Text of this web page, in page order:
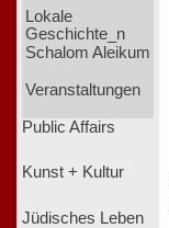
Lokale
Geschichte_n
Schalom Aleikum
Veranstaltungen
Public Affairs
Kunst + Kultur
Jüdisches Leben